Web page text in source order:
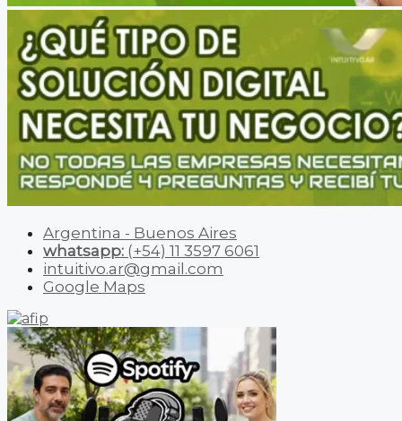
Argentina - Buenos Aires
whatsapp: (+54) 11 3597 6061
intuitivo.ar@gmail.com
Google Maps